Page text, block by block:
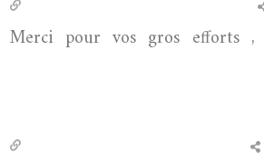
Merci pour vos gros efforts ,